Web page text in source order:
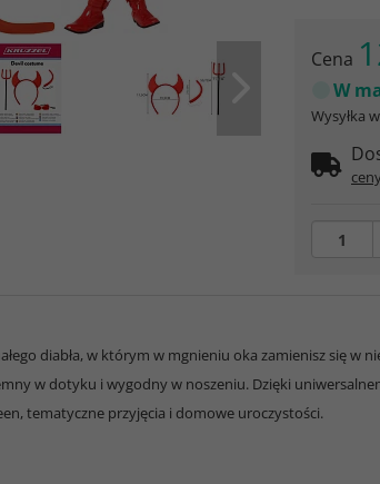
Cena
W
Wysyłka
diabła, w którym w mgnieniu oka zamienisz się w
w dotyku i wygodny w noszeniu. Dzięki
tematyczne przyjęcia i domowe uroczystości.